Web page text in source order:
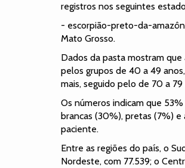
registros nos seguintes
- escorpião-preto-da-
Mato Grosso.
Dados da pasta mostram
pelos grupos de 40 a 49
mais, seguido pelo de 70 a 79
Os números indicam que
brancas (30%), pretas (7%)
paciente.
Entre as regiões do país, o
Nordeste, com 77.539; o